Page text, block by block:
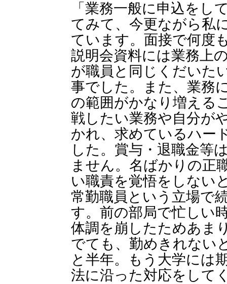
「業務一般に申込をし
てみて、今更ながら私
ています。面接で何度
説明会資料には業務上
が職員と同じくだいた
事でした。また、業務
の範囲がかなり増える
戦したい業務や自分が
かれ、求めているハー
した。賞与・退職金等
ません。名ばかりの正
い職責を覚悟をしない
常勤職員という立場で
す。前の部局で忙しい
体調を崩したためあま
でても、勤めきれない
と半年。もう大学には
法に沿った対応をして